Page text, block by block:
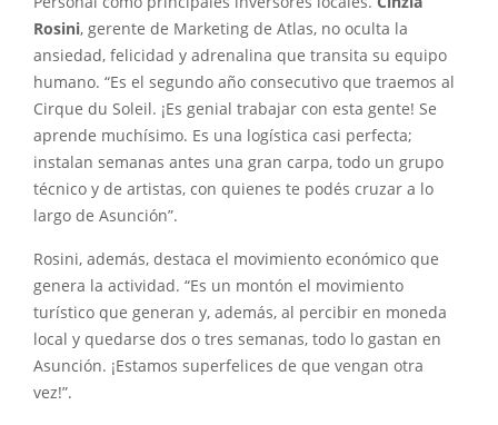
Rosini, gerente de Marketing de Atlas, no oculta la
ansiedad, felicidad y adrenalina que transita su equipo
humano. “Es el segundo año consecutivo que traemos al
Cirque du Soleil. ¡Es genial trabajar con esta gente! Se
aprende muchísimo. Es una logística casi perfecta;
instalan semanas antes una gran carpa, todo un grupo
técnico y de artistas, con quienes te podés cruzar a lo
largo de Asunción”.
Rosini, además, destaca el movimiento económico que
genera la actividad. “Es un montón el movimiento
turístico que generan y, además, al percibir en moneda
local y quedarse dos o tres semanas, todo lo gastan en
Asunción. ¡Estamos superfelices de que vengan otra
vez!”.